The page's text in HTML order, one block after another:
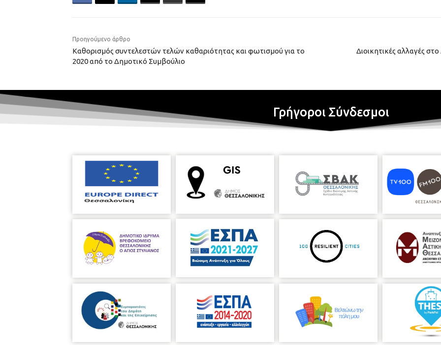
Προηγούμενο άρθρο
Καθορισμός συντελεστών τελών καθαριότητας και φωτισμού για το
2020 από το Δημοτικό Συμβούλιο
Διοικητικές αλλαγές
Γρήγοροι Σύνδεσμοι